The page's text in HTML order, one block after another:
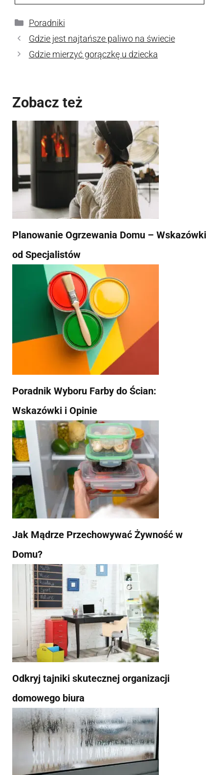
Kategorie
Poradniki
Gdzie jest najtańsze paliwo na świecie
Gdzie mierzyć gorączkę u dziecka
Zobacz też
Planowanie Ogrzewania Domu – Wskazówki
od Specjalistów
Poradnik Wyboru Farby do Ścian:
Wskazówki i Opinie
Jak Mądrze Przechowywać Żywność w
Domu?
Odkryj tajniki skutecznej organizacji
domowego biura